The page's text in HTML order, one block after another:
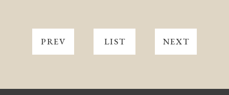
PREV LIST NEXT